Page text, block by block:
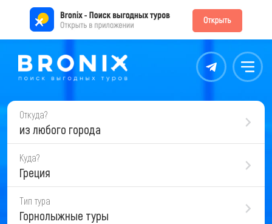
Контакты Меню
Откуда?
из любого города
Куда?
Греция
Тип тура
Горнолыжные туры